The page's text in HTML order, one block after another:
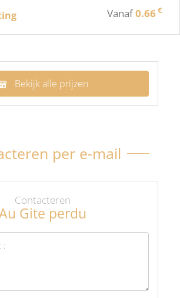
Vanaf0.66 €
Bekijk alle prijzen
per e-mail
Contacteren
Gite perdu